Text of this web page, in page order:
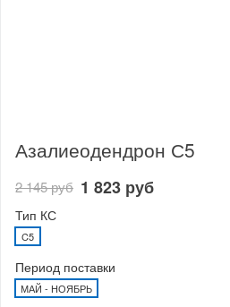
Азалиеодендрон С5
2 145 руб 1 823 руб
Тип КС
C5
Период поставки
МАЙ - НОЯБРЬ